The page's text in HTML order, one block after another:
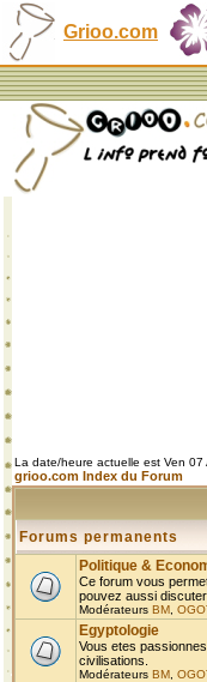
Grioo.com
La date/heure actuelle est Ven 07
grioo.com Index du Forum
Forums permanents
Politique &
Ce forum vous
pouvez aussi
Modérateurs BM
Egyptologie
Vous etes
civilisations.
Modérateurs BM